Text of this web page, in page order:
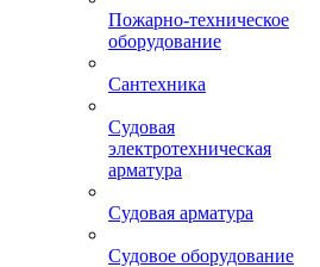
Пожарно-техническое
оборудование
Сантехника
Судовая
электротехническая
арматура
Судовая арматура
Судовое оборудование